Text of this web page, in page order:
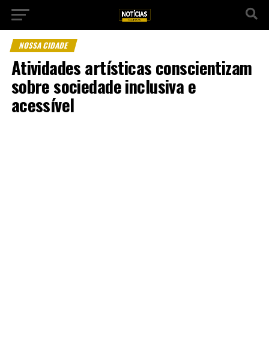
NOSSA CIDADE
Atividades artísticas conscientizam
sobre sociedade inclusiva e
acessível